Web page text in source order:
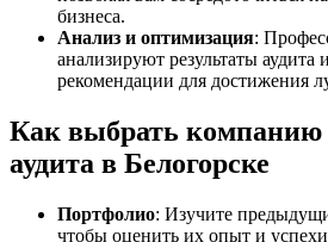
бизнеса.
Анализ и оптимизация:
анализируют результаты аудита
рекомендации для достижения
Как выбрать компанию
аудита в Белогорске
Портфолио: Изучите
чтобы оценить их опыт и